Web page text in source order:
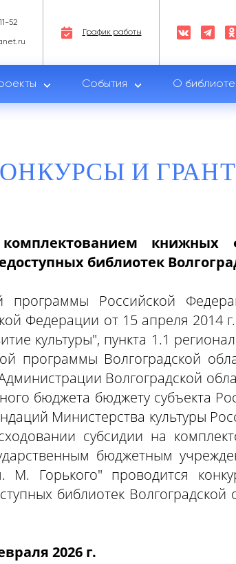
52
График работы
События О
И
книжных
библиотек
программы Российской
Федерации от 15 апреля 2014
культуры", пункта 1.1
программы Волгоградской
Волгоградской
бюджета бюджету субъекта
Министерства культуры
субсидии на
бюджетным
М. Горького" проводится
библиотек
2026 г.